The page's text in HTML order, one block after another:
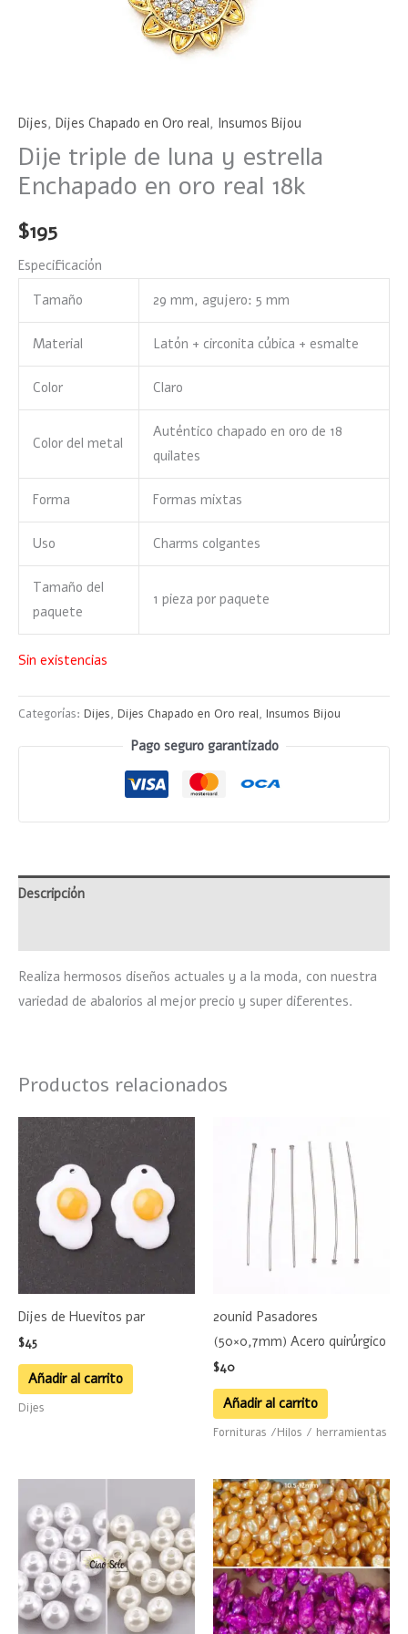
Dijes, Dijes Chapado en Oro real, Insumos Bijou
Dije triple de luna y estrella
Enchapado en oro real 18k
$195
Especificación
Tamaño
29 mm, agujero: 5 mm
Material Latón + circonita cúbica + esmalte
Color Claro
Color del metal
Auténtico chapado en oro de 18
quilates
Forma Formas mixtas
Uso Charms colgantes
Tamaño del
paquete
1 pieza por paquete
Sin existencias
Categorías: Dijes, Dijes Chapado en Oro real, Insumos Bijou
Pago seguro garantizado
Descripción
Realiza hermosos diseños actuales y a la moda, con nuestra
variedad de abalorios al mejor precio y super diferentes.
Productos relacionados
Dijes de Huevitos par
$45
Añadir al carrito
Dijes
20unid Pasadores
(50×0,7mm) Acero quirúrgico
$40
Añadir al carrito
Fornituras /Hilos / herramientas
producto
tiene
múltiples
variantes.
Las
Rango
de
precios:
desde
$155
hasta
$160
Este
producto
tiene
Las